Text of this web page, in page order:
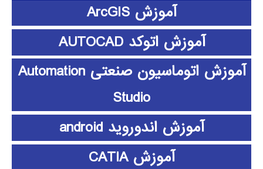
آموزش ArcGIS
آموزش اتوکد AUTOCAD
آموزش اتوماسیون صنعتی Automation
Studio
آموزش اندوروید android
آموزش CATIA